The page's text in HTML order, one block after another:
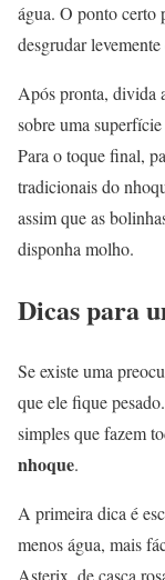
água. O ponto certo
desgrudar
Após pronta, divida
sobre uma
Para o toque final,
tradicionais do
assim que as
disponha molho.
Dicas para
Se existe uma
que ele fique
simples que fazem
nhoque.
A primeira dica é
menos água, mais
Asterix, de casca